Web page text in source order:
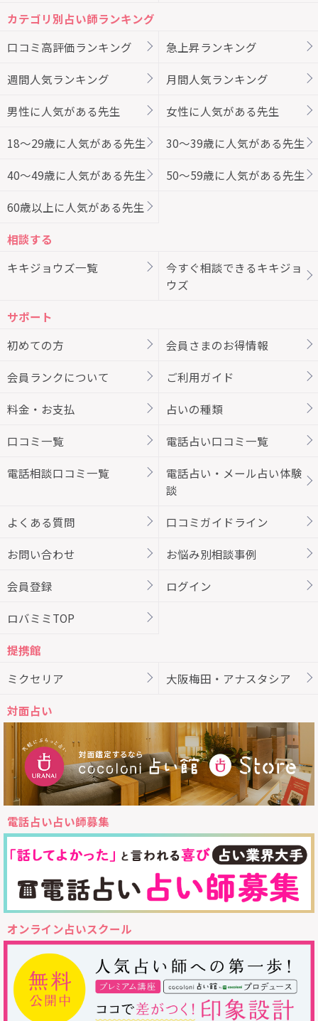
カテゴリ別占い師ランキング
口コミ高評価ランキング
急上昇ランキング
週間人気ランキング 月間人気ランキング
男性に人気がある先生 女性に人気がある先生
18～29歳に人気がある先生 30～39歳に人気がある先生
40～49歳に人気がある先生 50～59歳に人気がある先生
60歳以上に人気がある先生
相談する
キキジョウズ一覧
今すぐ相談できるキキジョ
ウズ
サポート
初めての方
会員さまのお得情報
会員ランクについて ご利用ガイド
料金・お支払 占いの種類
口コミ一覧 電話占い口コミ一覧
電話相談口コミ一覧
電話占い・メール占い体験
談
よくある質問 口コミガイドライン
お問い合わせ お悩み別相談事例
会員登録 ログイン
ロバミミTOP
提携館
ミクセリア
大阪梅田・アナスタシア
対面占い
電話占い占い師募集
オンライン占いスクール